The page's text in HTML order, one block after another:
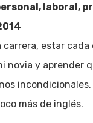
laboral,
carrera, estar cada
novia y aprender
incondicionales.
más de inglés.